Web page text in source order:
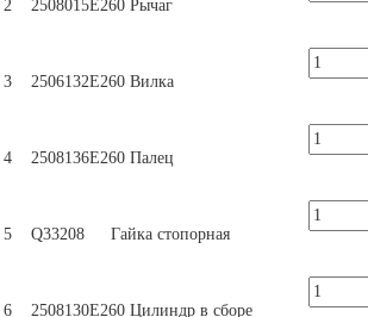
2 2508015Е260 Рычаг
3 2506132Е260 Вилка
4 2508136Е260 Палец
5 Q33208 Гайка стопорная
6 2508130Е260 Цилиндр в сборе